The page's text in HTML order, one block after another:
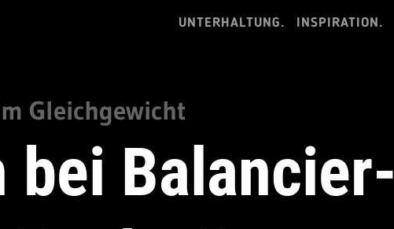
UNTERHALTUNG. INSPIRATION.
Gleichgewicht
bei Balancier-